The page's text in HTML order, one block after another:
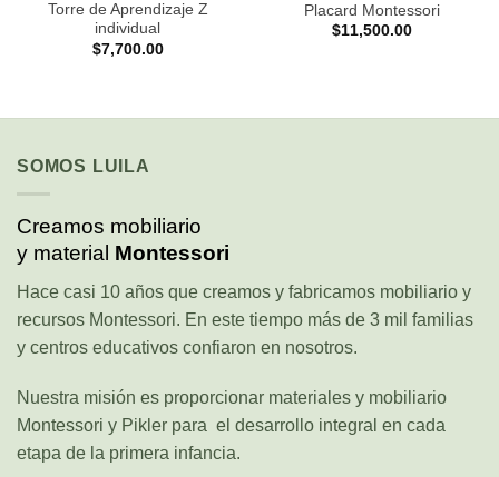
Torre de Aprendizaje Z
individual
$7,700.00
Placard Montessori
$11,500.00
SOMOS LUILA
Creamos mobiliario
y material Montessori
Hace casi 10 años que creamos y fabricamos mobiliario y
recursos Montessori. En este tiempo más de 3 mil familias
y centros educativos confiaron en nosotros.
Nuestra misión es proporcionar materiales y mobiliario
Montessori y Pikler para el desarrollo integral en cada
etapa de la primera infancia.